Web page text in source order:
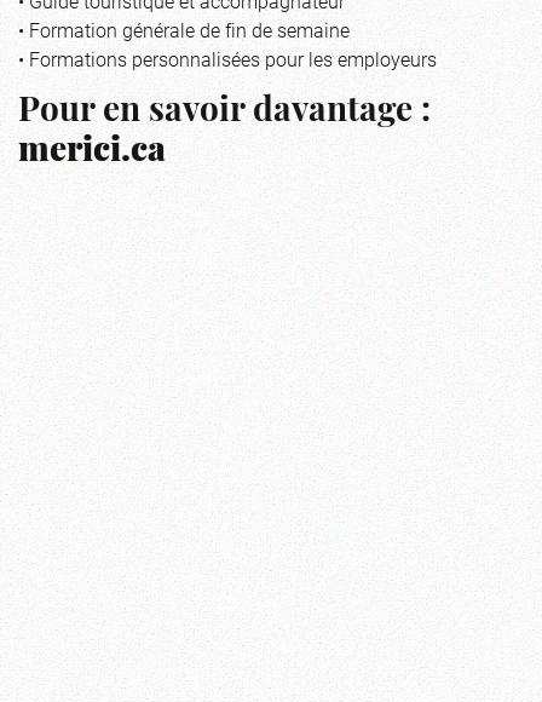
• Formation générale de fin de semaine
• Formations personnalisées pour les employeurs
Pour en savoir davantage :
merici.ca